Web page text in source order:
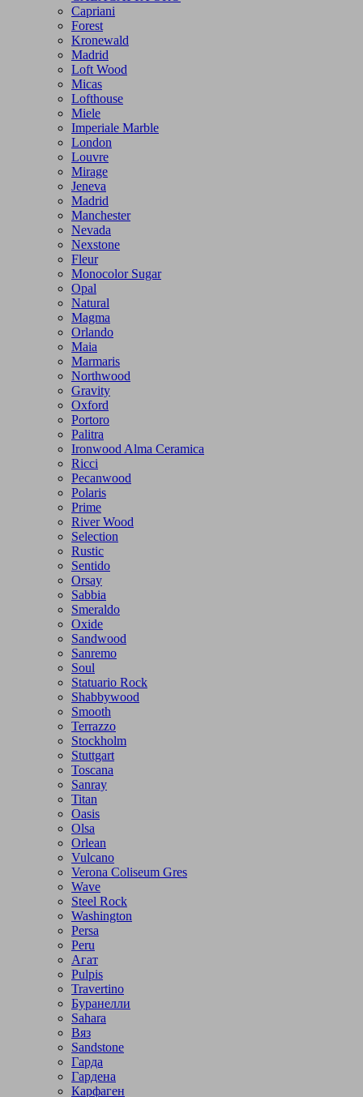
Capriani
Forest
Kronewald
Madrid
Loft Wood
Micas
Lofthouse
Miele
Imperiale Marble
London
Louvre
Mirage
Jeneva
Madrid
Manchester
Nevada
Nexstone
Fleur
Monocolor Sugar
Opal
Natural
Magma
Orlando
Maia
Marmaris
Northwood
Gravity
Oxford
Portoro
Palitra
Ironwood Alma Ceramica
Ricci
Pecanwood
Polaris
Prime
River Wood
Selection
Rustic
Sentido
Orsay
Sabbia
Smeraldo
Oxide
Sandwood
Sanremo
Soul
Statuario Rock
Shabbywood
Smooth
Terrazzo
Stockholm
Stuttgart
Toscana
Sanray
Titan
Oasis
Olsa
Orlean
Vulcano
Verona Coliseum Gres
Wave
Steel Rock
Washington
Persa
Peru
Агат
Pulpis
Travertino
Буранелли
Sahara
Вяз
Sandstone
Гарда
Гардена
Карфаген